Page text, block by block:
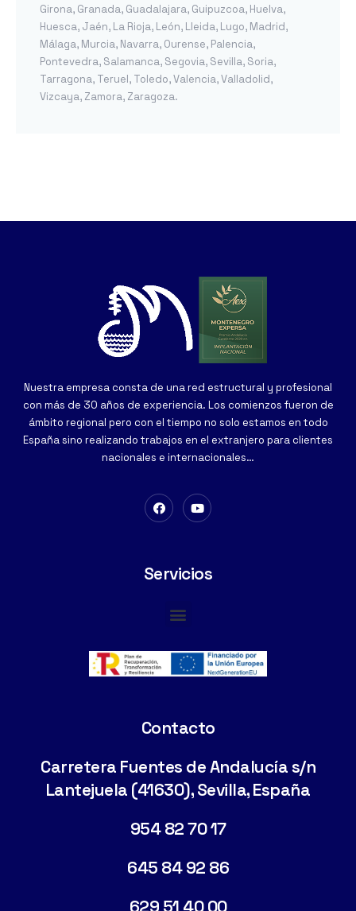
Girona, Granada, Guadalajara, Guipuzcoa, Huelva,
Huesca, Jaén, La Rioja, León, Lleida, Lugo, Madrid,
Málaga, Murcia, Navarra, Ourense, Palencia,
Pontevedra, Salamanca, Segovia, Sevilla, Soria,
Tarragona, Teruel, Toledo,Valencia,Valladolid,
Vizcaya, Zamora, Zaragoza.
Nuestra empresa consta de una red estructural y profesional
con más de 30 años de experiencia. Los comienzos fueron de
ámbito regional pero con el tiempo no solo estamos en todo
España sino realizando trabajos en el extranjero para clientes
nacionales e internacionales…
Servicios
Contacto
Carretera Fuentes de Andalucía s/n
Lantejuela (41630), Sevilla, España
954 82 70 17
645 84 92 86